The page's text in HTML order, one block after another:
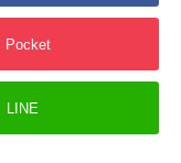
Pocket
LINE